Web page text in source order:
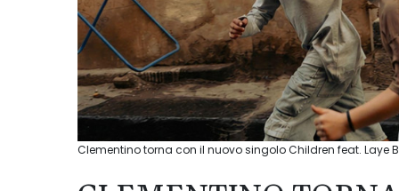
Clementino torna con il nuovo singolo Children feat. Laye